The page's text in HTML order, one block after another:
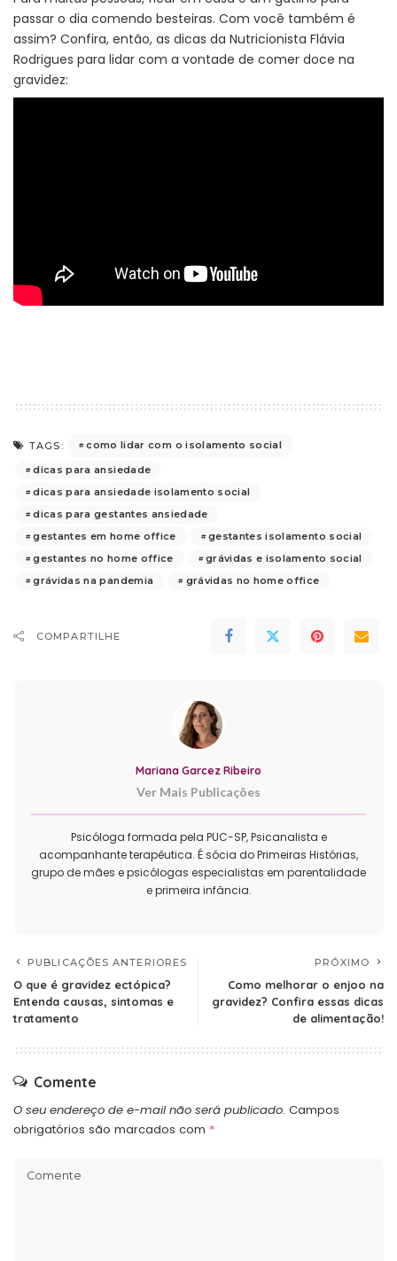
passar o dia comendo besteiras. Com você também é
assim? Confira, então, as dicas da Nutricionista Flávia
Rodrigues para lidar com a vontade de comer doce na
gravidez:
TAGS:
como lidar com o isolamento social
dicas para ansiedade
dicas para ansiedade isolamento social
dicas para gestantes ansiedade
gestantes em home office
gestantes isolamento social
gestantes no home office
grávidas e isolamento social
grávidas na pandemia
grávidas no home office
COMPARTILHE
Mariana Garcez Ribeiro
Ver Mais Publicações
Psicóloga formada pela PUC-SP, Psicanalista e
acompanhante terapêutica. É sócia do Primeiras Histórias,
grupo de mães e psicólogas especialistas em parentalidade
e primeira infância.
PUBLICAÇÕES ANTERIORES
O que é gravidez ectópica?
Entenda causas, sintomas e
tratamento
PRÓXIMO
Como melhorar o enjoo na
gravidez? Confira essas dicas
de alimentação!
Comente
O seu endereço de e-mail não será publicado. Campos
obrigatórios são marcados com *